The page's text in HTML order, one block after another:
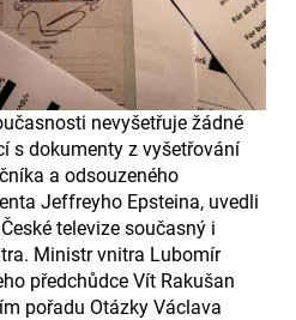
nevyšetřuje žádné
s dokumenty z vyšetřování
a odsouzeného
Jeffreyho Epsteina, uvedli
televize současný i
Ministr vnitra Lubomír
předchůdce Vít Rakušan
pořadu Otázky Václava